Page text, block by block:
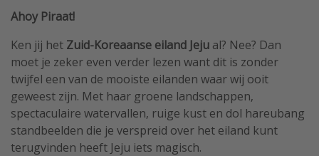
Center Parcs
Disneyland Parijs
Strandvakantie in Italië
Strandvakantie in Nederland
All inclusive vakantie in Griekenland
Ahoy Piraat!
Ken jij het Zuid-Koreaanse eiland Jeju al? Nee? Dan
moet je zeker even verder lezen want dit is zonder
twijfel een van de mooiste eilanden waar wij ooit
geweest zijn. Met haar groene landschappen,
spectaculaire watervallen, ruige kust en dol hareubang
standbeelden die je verspreid over het eiland kunt
terugvinden heeft Jeju iets magisch.